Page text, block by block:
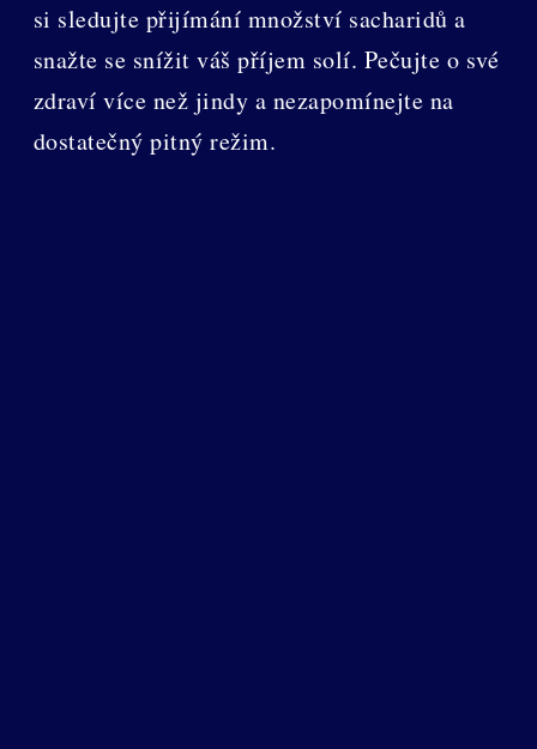
si sledujte přijímání množství sacharidů a
snažte se snížit váš příjem solí. Pečujte o své
zdraví více než jindy a nezapomínejte na
dostatečný pitný režim.